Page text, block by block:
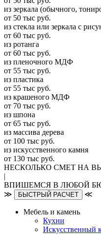
из зеркала (обычного,
от 50 тыс руб.
из стекла или зеркала с
от 60 тыс руб.
из ротанга
от 60 тыс руб.
из пленочного МДФ
от 55 тыс руб.
из пластика
от 55 тыс руб.
из крашеного МДФ
от 70 тыс руб.
из шпона
от 65 тыс руб.
из массива дерева
от 100 тыс руб.
из искусcтвенного камня
от 130 тыс руб.
НЕСКОЛЬКО СМЕТ НА
|
ВПИШЕМСЯ В ЛЮБОЙ
≫
БЫСТРЫЙ РАСЧЕТ ≪
Мебель и камень
Кухни
Искусственный